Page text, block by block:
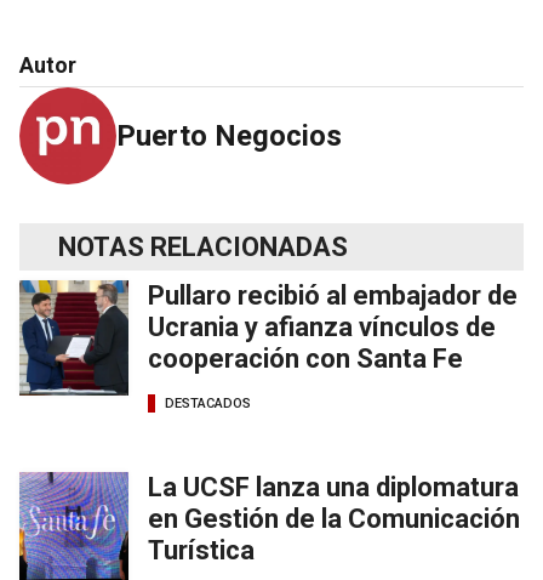
Autor
Puerto Negocios
NOTAS RELACIONADAS
Pullaro recibió al embajador de
Ucrania y afianza vínculos de
cooperación con Santa Fe
DESTACADOS
La UCSF lanza una diplomatura
en Gestión de la Comunicación
Turística